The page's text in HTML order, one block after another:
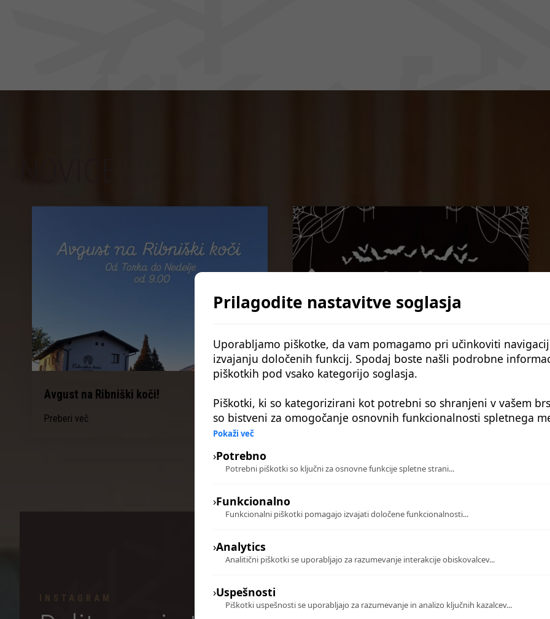
Avgust na Ribniški koči!
Preberi več Preberi več
INSTAGRAM
Prilagodite nastavitve soglasja
Uporabljamo piškotke, da vam pomagamo pri učinkoviti
izvajanju določenih funkcij. Spodaj boste našli podrobne
piškotkih pod vsako kategorijo soglasja.
Piškotki, ki so kategorizirani kot potrebni so shranjeni v vašem
so bistveni za omogočanje osnovnih funkcionalnosti spletnega
Pokaži več
›Potrebno
Potrebni piškotki so ključni za osnovne funkcije spletne strani...
›Funkcionalno
Funkcionalni piškotki pomagajo izvajati določene funkcionalnosti...
›Analytics
Analitični piškotki se uporabljajo za razumevanje interakcije obiskovalcev...
›Uspešnosti
Piškotki uspešnosti se uporabljajo za razumevanje in analizo ključnih kazalcev...